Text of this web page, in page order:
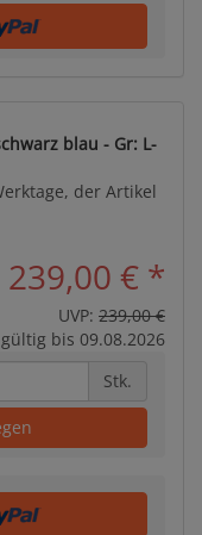
blau - Gr: L-
der Artikel
239,00 € *
UVP: 239,00 €
gültig bis 09.08.2026
Stk.